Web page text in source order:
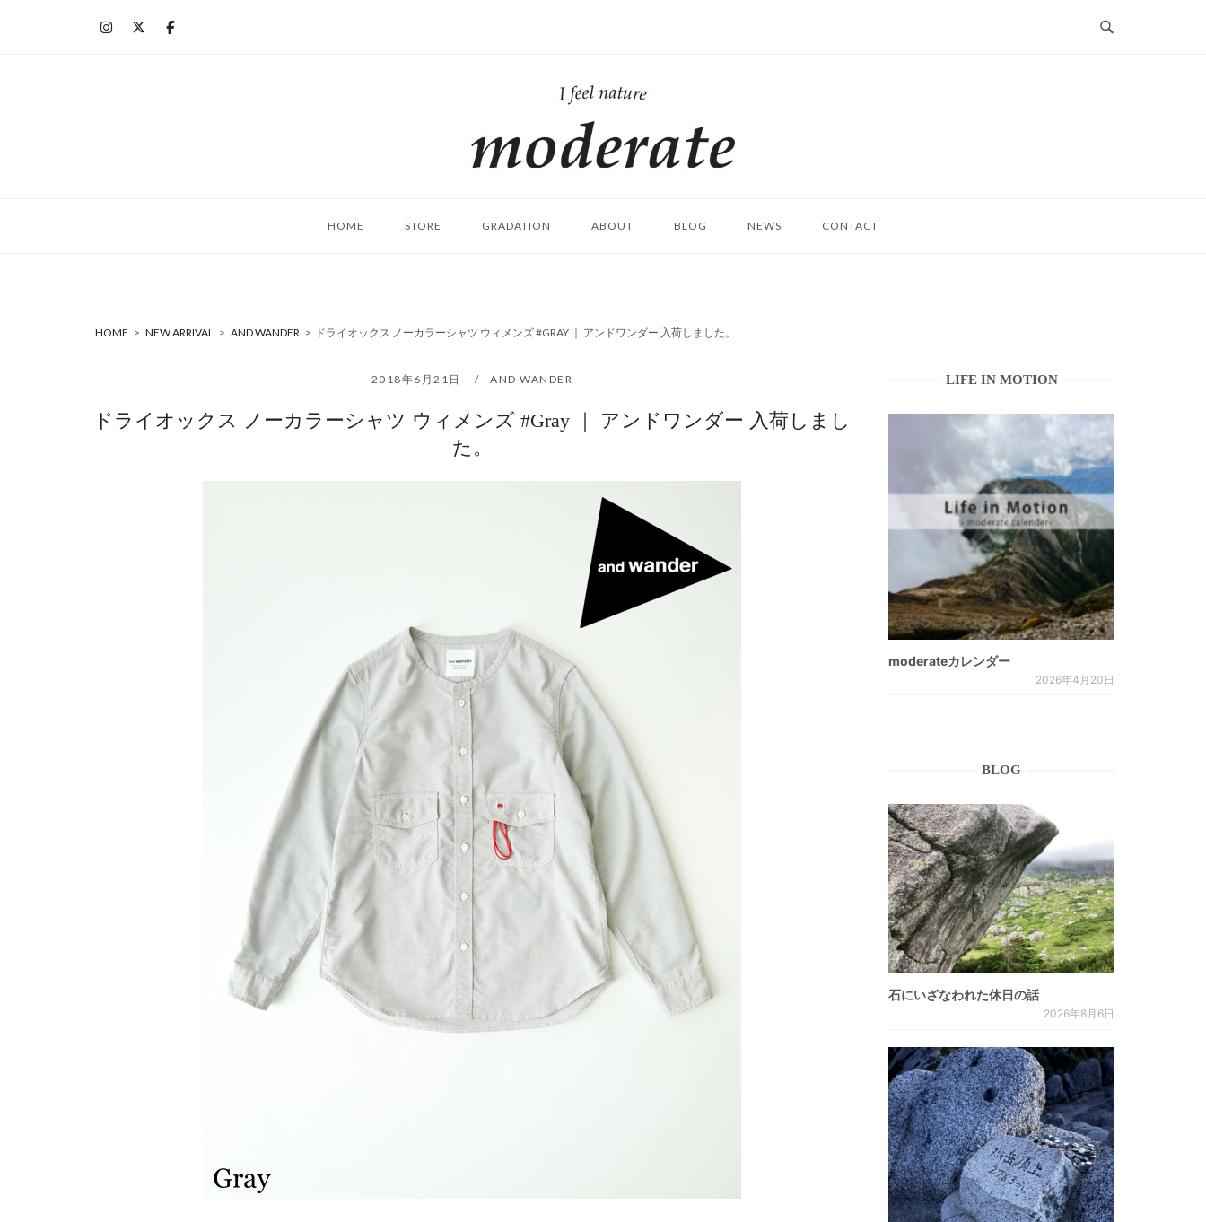
ム
HOME STORE GRADATION ABOUT BLOG NEWS CONTACT
HOME > NEW ARRIVAL > AND WANDER > ドライオックス ノーカラーシャツ ウィメンズ #GRAY ｜ アンドワンダー 入荷しました。
2018年6月21日 AND WANDER
ドライオックス ノーカラーシャツ ウィメンズ #Gray ｜ アンドワンダー 入荷しまし
た。
LIFE IN MOTION
moderateカレンダー
2026年4月20日
BLOG
石にいざなわれた休日の話
2026年8月6日